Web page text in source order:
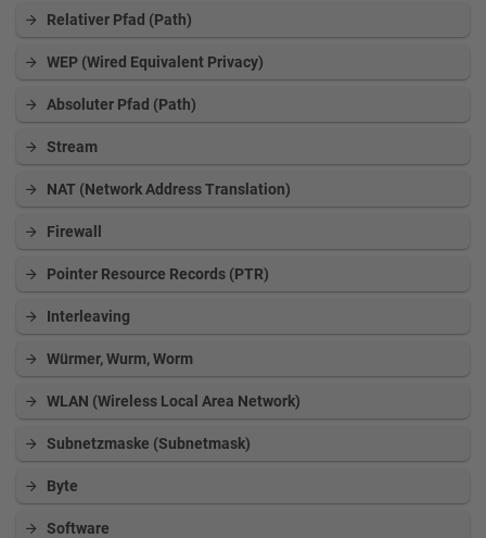
Relativer Pfad (Path)
WEP (Wired Equivalent Privacy)
Absoluter Pfad (Path)
Stream
NAT (Network Address Translation)
Firewall
Pointer Resource Records (PTR)
Interleaving
Würmer, Wurm, Worm
WLAN (Wireless Local Area Network)
Subnetzmaske (Subnetmask)
Byte
Software